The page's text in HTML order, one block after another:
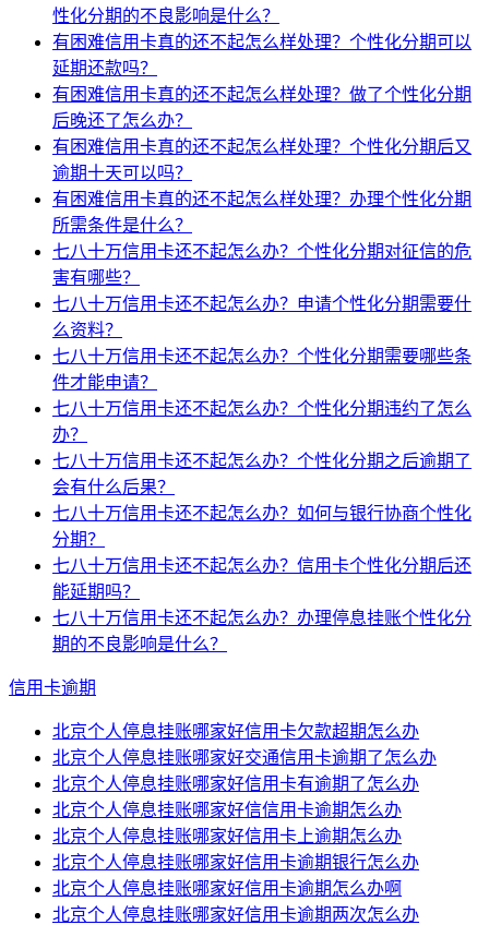
性化分期的不良影响是什么？
有困难信用卡真的还不起怎么样处理？个性化分期可以
延期还款吗？
有困难信用卡真的还不起怎么样处理？做了个性化分期
后晚还了怎么办？
有困难信用卡真的还不起怎么样处理？个性化分期后又
逾期十天可以吗？
有困难信用卡真的还不起怎么样处理？办理个性化分期
所需条件是什么？
七八十万信用卡还不起怎么办？个性化分期对征信的危
害有哪些？
七八十万信用卡还不起怎么办？申请个性化分期需要什
么资料？
七八十万信用卡还不起怎么办？个性化分期需要哪些条
件才能申请？
七八十万信用卡还不起怎么办？个性化分期违约了怎么
办？
七八十万信用卡还不起怎么办？个性化分期之后逾期了
会有什么后果？
七八十万信用卡还不起怎么办？如何与银行协商个性化
分期？
七八十万信用卡还不起怎么办？信用卡个性化分期后还
能延期吗？
七八十万信用卡还不起怎么办？办理停息挂账个性化分
期的不良影响是什么？
信用卡逾期
北京个人停息挂账哪家好信用卡欠款超期怎么办
北京个人停息挂账哪家好交通信用卡逾期了怎么办
北京个人停息挂账哪家好信用卡有逾期了怎么办
北京个人停息挂账哪家好信信用卡逾期怎么办
北京个人停息挂账哪家好信用卡上逾期怎么办
北京个人停息挂账哪家好信用卡逾期银行怎么办
北京个人停息挂账哪家好信用卡逾期怎么办啊
北京个人停息挂账哪家好信用卡逾期两次怎么办